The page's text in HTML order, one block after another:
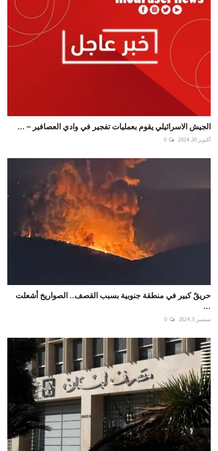
الجيش الاسرائيلي يقوم بعمليات تفجير في وادي العصافير – ...
أكتوبر 30, 2024 0
حريقٌ كبير في منطقة جنوبية بسبب القصف.. الصواريخ أشعلت
...
سبتمبر 5, 2024 0